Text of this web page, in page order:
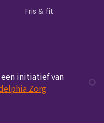
Fris & fit
initiatief van
Zorg